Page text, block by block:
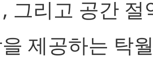
그리고 공간 절
제공하는 탁